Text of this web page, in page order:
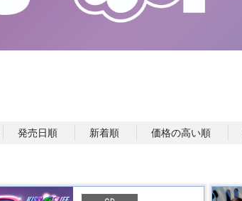
発売日順 新着順 価格の高い順